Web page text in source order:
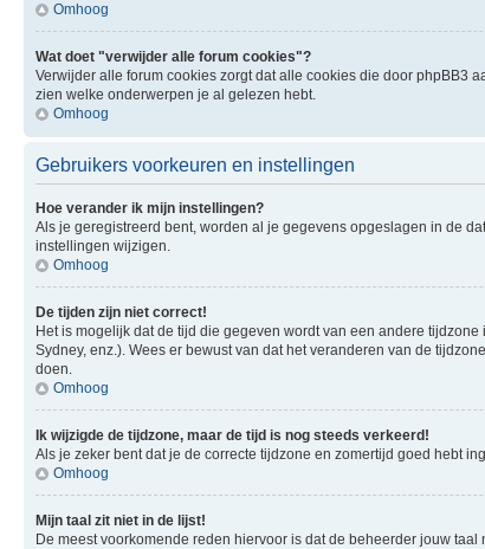
Omhoog
Wat doet "verwijder alle forum cookies"?
Verwijder alle forum cookies zorgt dat alle cookies die door phpBB3
zien welke onderwerpen je al gelezen hebt.
Omhoog
Gebruikers voorkeuren en instellingen
Hoe verander ik mijn instellingen?
Als je geregistreerd bent, worden al je gegevens opgeslagen in de
instellingen wijzigen.
Omhoog
De tijden zijn niet correct!
Het is mogelijk dat de tijd die gegeven wordt van een andere
Sydney, enz.). Wees er bewust van dat het veranderen van de
doen.
Omhoog
Ik wijzigde de tijdzone, maar de tijd is nog steeds verkeerd!
Als je zeker bent dat je de correcte tijdzone en zomertijd goed hebt
Omhoog
Mijn taal zit niet in de lijst!
De meest voorkomende reden hiervoor is dat de beheerder jouw